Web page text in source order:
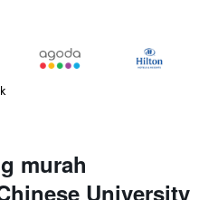
murah
University